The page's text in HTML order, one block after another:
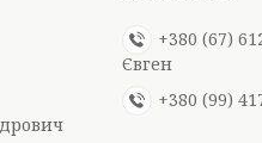
+380 (67)
Євген
+380 (99)